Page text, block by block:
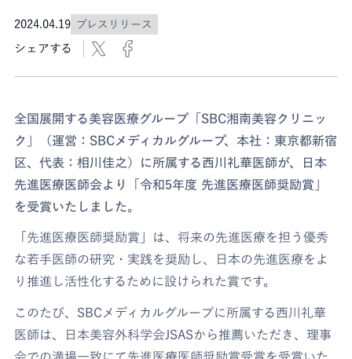
2024.04.19 プレスリリース
シェアする
全国展開する美容医療グループ「SBC湘南美容クリニッ
ク」（運営：SBCメディカルグループ、本社：東京都新宿
区、代表：相川佳之）に所属する西川礼華医師が、日本
先進医療医師会より「令和5年度 先進医療医師奨励賞」
を受賞いたしました。
「先進医療医師奨励賞」は、将来の先進医療を担う優秀
な若手医師の研究・実践を奨励し、日本の先進医療をよ
り推進し活性化するために設けられた賞です。
このたび、SBCメディカルグループに所属する西川礼華
医師は、日本美容外科学会JSASから推薦いただき、理事
会での満場一致にて先進医療医師奨励賞受賞を受賞いた